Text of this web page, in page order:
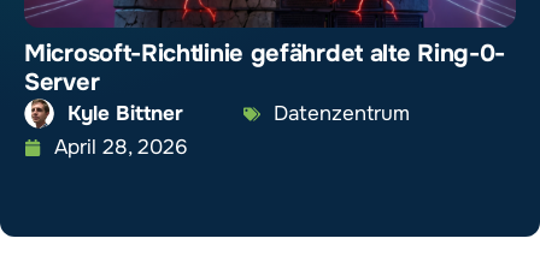
Microsoft-Richtlinie gefährdet alte Ring-0-
Server
Kyle Bittner
Datenzentrum
April 28, 2026